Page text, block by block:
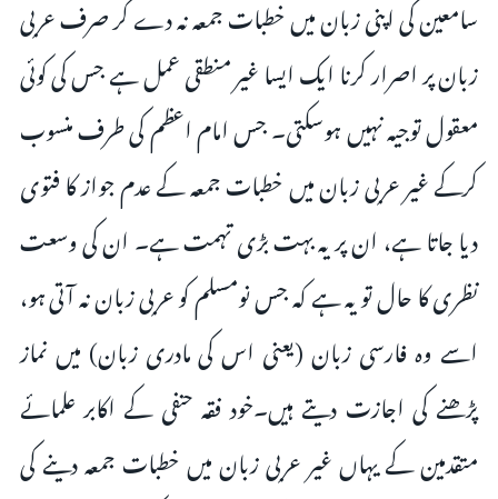
سامعین کی اپنی زبان میں خطبات جمعہ نہ دے کر صرف عربی
زبان پر اصرار کرنا ایک ایسا غیر منطقی عمل ہے جس کی کوئی
معقول توجیہ نہیں ہوسکتی۔ جس امام اعظم کی طرف منسوب
کرکے غیر عربی زبان میں خطبات جمعہ کے عدم جواز کا فتوی
دیا جاتا ہے، ان پر یہ بہت بڑی تہمت ہے۔ ان کی وسعت
نظری کا حال تو یہ ہے کہ جس نومسلم کو عربی زبان نہ آتی ہو،
اسے وہ فارسی زبان (یعنی اس کی مادری زبان) میں نماز
پڑھنے کی اجازت دیتے ہیں۔خود فقہ حنفی کے اکابر علمائے
متقدمین کے یہاں غیر عربی زبان میں خطبات جمعہ دینے کی